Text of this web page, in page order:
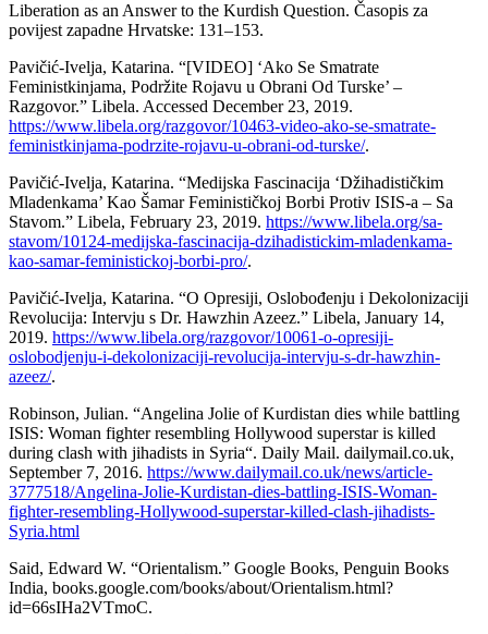
Liberation as an Answer to the Kurdish Question. Časopis za
povijest zapadne Hrvatske: 131–153.
Pavičić-Ivelja, Katarina. “[VIDEO] ‘Ako Se Smatrate
Feministkinjama, Podržite Rojavu u Obrani Od Turske’ –
Razgovor.” Libela. Accessed December 23, 2019.
https://www.libela.org/razgovor/10463-video-ako-se-smatrate-
feministkinjama-podrzite-rojavu-u-obrani-od-turske/.
Pavičić-Ivelja, Katarina. “Medijska Fascinacija ‘Džihadističkim
Mladenkama’ Kao Šamar Feminističkoj Borbi Protiv ISIS-a – Sa
Stavom.” Libela, February 23, 2019. https://www.libela.org/sa-
stavom/10124-medijska-fascinacija-dzihadistickim-mladenkama-
kao-samar-feministickoj-borbi-pro/.
Pavičić-Ivelja, Katarina. “O Opresiji, Oslobođenju i Dekolonizaciji
Revolucija: Intervju s Dr. Hawzhin Azeez.” Libela, January 14,
2019. https://www.libela.org/razgovor/10061-o-opresiji-
oslobodjenju-i-dekolonizaciji-revolucija-intervju-s-dr-hawzhin-
azeez/.
Robinson, Julian. “Angelina Jolie of Kurdistan dies while battling
ISIS: Woman fighter resembling Hollywood superstar is killed
during clash with jihadists in Syria“. Daily Mail. dailymail.co.uk,
September 7, 2016. https://www.dailymail.co.uk/news/article-
3777518/Angelina-Jolie-Kurdistan-dies-battling-ISIS-Woman-
fighter-resembling-Hollywood-superstar-killed-clash-jihadists-
Syria.html
Said, Edward W. “Orientalism.” Google Books, Penguin Books
India, books.google.com/books/about/Orientalism.html?
id=66sIHa2VTmoC.